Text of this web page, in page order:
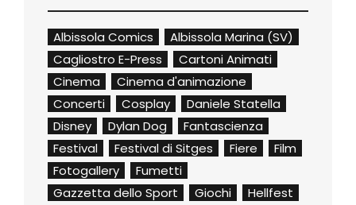
Albissola Comics
Albissola Marina (SV)
Cagliostro E-Press
Cartoni Animati
Cinema
Cinema d'animazione
Concerti
Cosplay
Daniele Statella
Disney
Dylan Dog
Fantascienza
Festival
Festival di Sitges Fiere
Film
Fotogallery
Fumetti
Gazzetta dello Sport
Giochi
Hellfest